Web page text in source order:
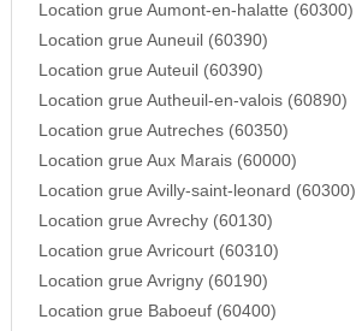
Location grue Aumont-en-halatte (60300)
Location grue Auneuil (60390)
Location grue Auteuil (60390)
Location grue Autheuil-en-valois (60890)
Location grue Autreches (60350)
Location grue Aux Marais (60000)
Location grue Avilly-saint-leonard (60300)
Location grue Avrechy (60130)
Location grue Avricourt (60310)
Location grue Avrigny (60190)
Location grue Baboeuf (60400)